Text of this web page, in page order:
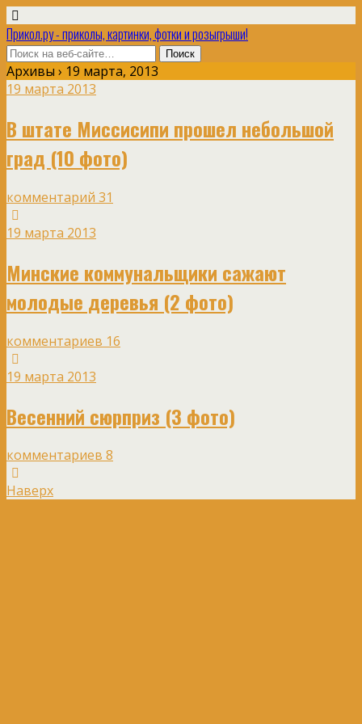
Прикол.ру - приколы, картинки, фотки и розыгрыши!
Архивы › 19 марта, 2013
19 марта 2013
В штате Миссисипи прошел небольшой
град (10 фото)
комментарий 31
19 марта 2013
Минские коммунальщики сажают
молодые деревья (2 фото)
комментариев 16
19 марта 2013
Весенний сюрприз (3 фото)
комментариев 8
Наверх